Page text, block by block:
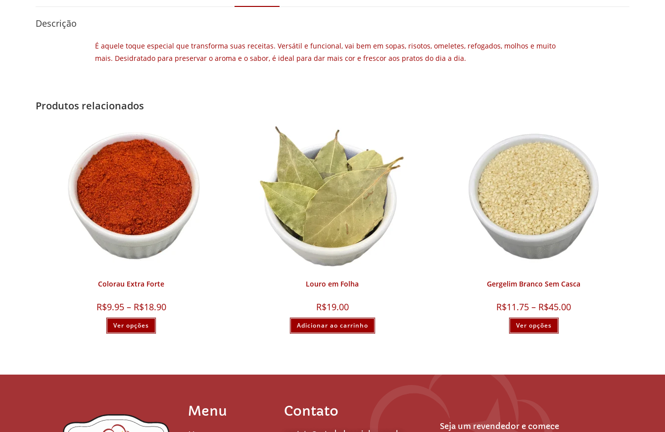
Descrição
É aquele toque especial que transforma suas receitas. Versátil e funcional, vai bem em sopas, risotos, omeletes, refogados, molhos e muito
mais. Desidratado para preservar o aroma e o sabor, é ideal para dar mais cor e frescor aos pratos do dia a dia.
Produtos relacionados
Colorau Extra Forte
R$9.95 – R$18.90
Ver opções
Louro em Folha
R$19.00
Adicionar ao carrinho
Gergelim Branco Sem Casca
R$11.75 – R$45.00
Ver opções
Menu Contato
Seja um revendedor e comece